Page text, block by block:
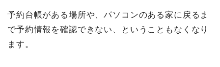
予約台帳がある場所や、パソコンのある家に戻るま
で予約情報を確認できない、ということもなくなり
ます。